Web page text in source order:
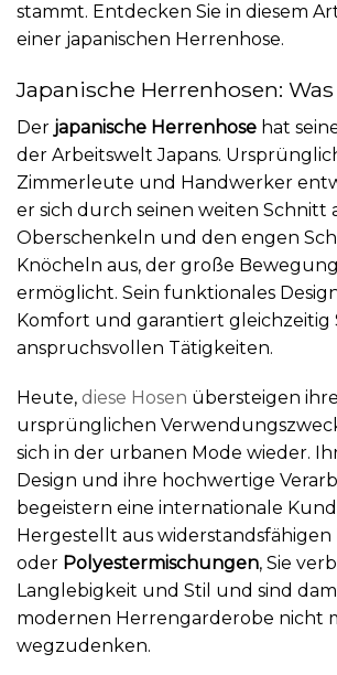
stammt. Entdecken Sie in diesem
einer japanischen Herrenhose.
Japanische Herrenhosen:
Der japanische Herrenhose hat
der Arbeitswelt Japans.
Zimmerleute und Handwerker
er sich durch seinen weiten Schnitt
Oberschenkeln und den engen
Knöcheln aus, der große
ermöglicht. Sein funktionales
Komfort und garantiert gleichzeitig
anspruchsvollen Tätigkeiten.
Heute, diese Hosen übersteigen
ursprünglichen
sich in der urbanen Mode wieder.
Design und ihre hochwertige
begeistern eine internationale
Hergestellt aus widerstandsfähigen
oder Polyestermischungen, Sie
Langlebigkeit und Stil und sind
modernen Herrengarderobe nicht
wegzudenken.